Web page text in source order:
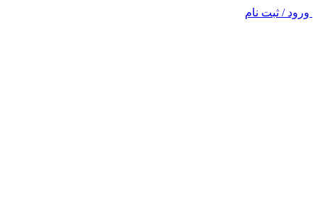
ورود / ثبت نام